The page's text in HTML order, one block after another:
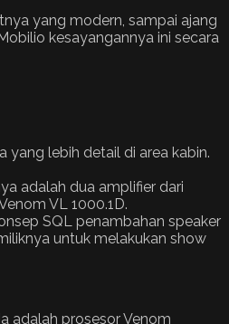
yang modern, sampai ajang
kesayangannya ini secara
yang lebih detail di area kabin.
adalah dua amplifier dari
VL 1000.1D.
SQL penambahan speaker
untuk melakukan show
adalah prosesor Venom